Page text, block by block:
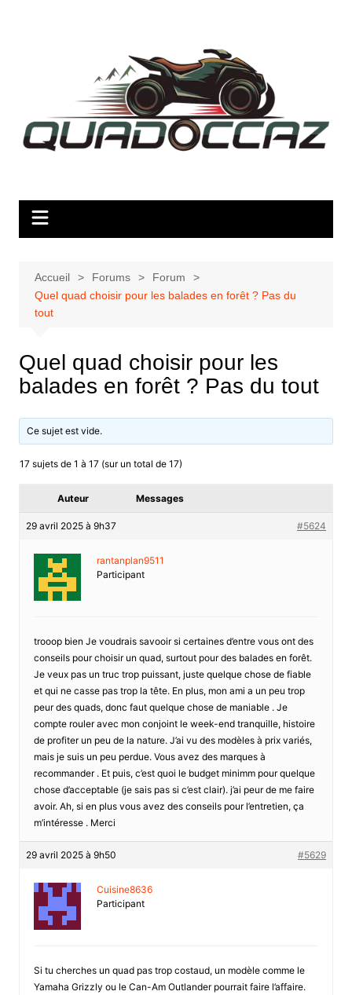
Accueil Forums
Forum
Quel quad choisir pour les balades en forêt ? Pas du
tout
Quel quad choisir pour les
balades en forêt ? Pas du tout
Ce sujet est vide.
17 sujets de 1 à 17 (sur un total de 17)
Auteur Messages
29 avril 2025 à 9h37 #5624
rantanplan9511
Participant
trooop bien Je voudrais savooir si certaines d’entre vous ont des
conseils pour choisir un quad, surtout pour des balades en forêt.
Je veux pas un truc trop puissant, juste quelque chose de fiable
et qui ne casse pas trop la tête. En plus, mon ami a un peu trop
peur des quads, donc faut quelque chose de maniable . Je
compte rouler avec mon conjoint le week-end tranquille, histoire
de profiter un peu de la nature. J’ai vu des modèles à prix variés,
mais je suis un peu perdue. Vous avez des marques à
recommander . Et puis, c’est quoi le budget minimm pour quelque
chose d’acceptable (je sais pas si c’est clair). j’ai peur de me faire
avoir. Ah, si en plus vous avez des conseils pour l’entretien, ça
m’intéresse . Merci
29 avril 2025 à 9h50 #5629
Cuisine8636
Participant
Si tu cherches un quad pas trop costaud, un modèle comme le
Yamaha Grizzly ou le Can-Am Outlander pourrait faire l’affaire.